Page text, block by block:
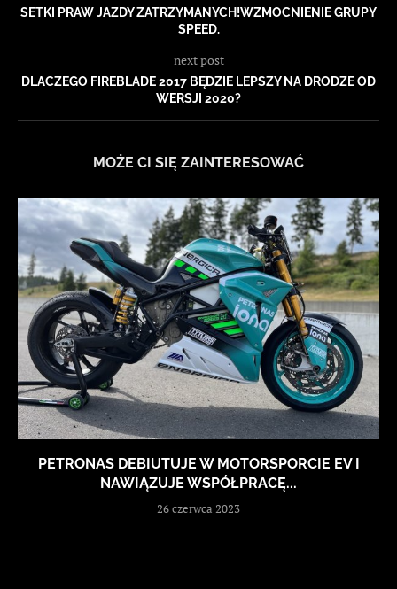
SETKI PRAW JAZDY ZATRZYMANYCH!WZMOCNIENIE GRUPY
SPEED.
next post
DLACZEGO FIREBLADE 2017 BĘDZIE LEPSZY NA DRODZE OD
WERSJI 2020?
MOŻE CI SIĘ ZAINTERESOWAĆ
PETRONAS DEBIUTUJE W MOTORSPORCIE EV I
NAWIĄZUJE WSPÓŁPRACĘ...
26 czerwca 2023